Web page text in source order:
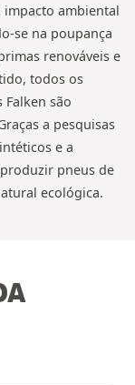
ambiental
se na poupança
renováveis e
todos os
são
a pesquisas
e a
pneus de
ecológica.